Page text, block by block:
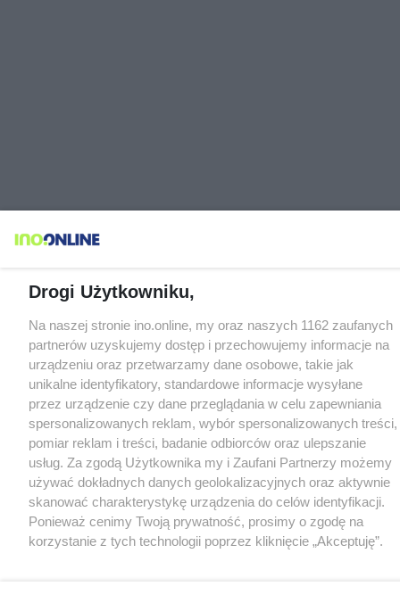
Drogi Użytkowniku,
Na naszej stronie ino.online, my oraz naszych 1162 zaufanych
partnerów uzyskujemy dostęp i przechowujemy informacje na
urządzeniu oraz przetwarzamy dane osobowe, takie jak
unikalne identyfikatory, standardowe informacje wysyłane
przez urządzenie czy dane przeglądania w celu zapewniania
spersonalizowanych reklam, wybór spersonalizowanych treści,
pomiar reklam i treści, badanie odbiorców oraz ulepszanie
usług. Za zgodą Użytkownika my i Zaufani Partnerzy możemy
używać dokładnych danych geolokalizacyjnych oraz aktywnie
skanować charakterystykę urządzenia do celów identyfikacji.
Ponieważ cenimy Twoją prywatność, prosimy o zgodę na
korzystanie z tych technologii poprzez kliknięcie „Akceptuję”.